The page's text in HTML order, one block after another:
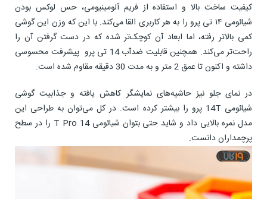
کیفیت ساخت بالا و استفاده از فریم آلومینیومی، حس لوکس بودن
شیائومی ۱۴ تی پرو را به هر کاربری القا می‌کند. با این که وزن این گوشی
کمی بالاتر رفته، اما ابعاد آن کوچک‌تر شده که در دست گرفتن آن را
راحت‌تر می‌کند. همچنین قابلیت ضدآب 14 تی پرو پیشرفت محسوسی
داشته و اکنون تا عمق 2 متر و به مدت 30 دقیقه مقاوم شده است.
در نمای جلو نیز حاشیه‌های نمایشگر کاهش یافته و جذابیت گوشی
شیائومی 14T پرو را بیشتر کرده است. در کل می‌توان به طراحی این
مدل نمره بالایی داد و شاید حتی بتوان شیائومی 14 T Pro را در سطح
پرچمداران دانست.